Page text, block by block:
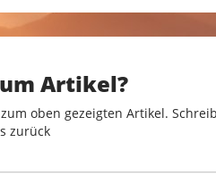
Artikel?
oben gezeigten Artikel.
zurück